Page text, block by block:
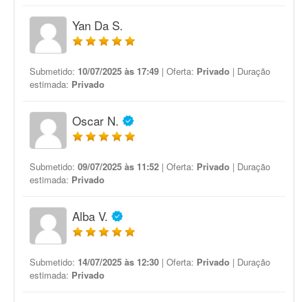
Yan Da S.
Submetido: 10/07/2025 às 17:49 | Oferta: Privado | Duração
estimada: Privado
Oscar N.
Submetido: 09/07/2025 às 11:52 | Oferta: Privado | Duração
estimada: Privado
Alba V.
Submetido: 14/07/2025 às 12:30 | Oferta: Privado | Duração
estimada: Privado